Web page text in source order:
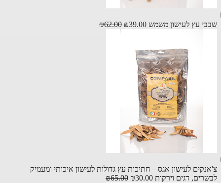
עץ לעישון משמש ₪39.00
₪62.00
לעישון אגס – חתיכות עץ גדולות לעישון איכותי ומעמיק
דגים וירקות ₪30.00
₪65.00